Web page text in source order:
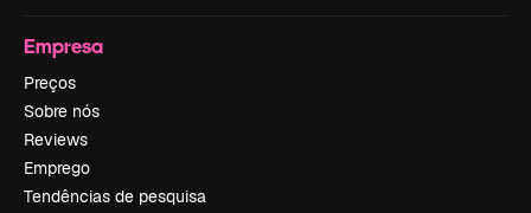
Empresa
Preços
Sobre nós
Reviews
Emprego
Tendências de pesquisa